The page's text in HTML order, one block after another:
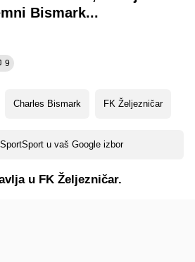
Bismark...
9
Charles Bismark FK Željezničar
u vaš Google izbor
u FK Željezničar.